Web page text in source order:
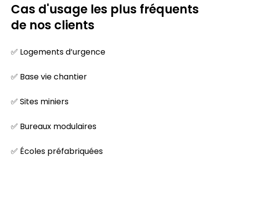
Cas d'usage les plus fréquents
de nos clients
✅ Logements d’urgence
✅ Base vie chantier
✅ Sites miniers
✅ Bureaux modulaires
✅ Écoles préfabriquées